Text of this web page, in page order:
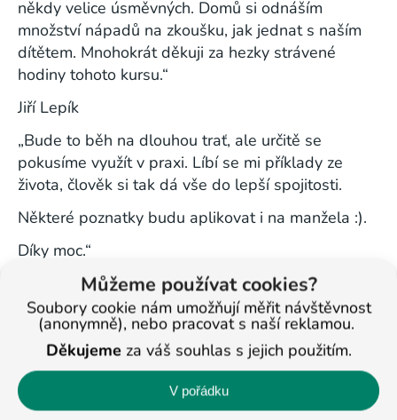
Můžeme používat cookies?
Soubory cookie nám umožňují měřit návštěvnost
(anonymně), nebo pracovat s naší reklamou.
Děkujemeza váš souhlas s jejich použitím.
V pořádku
někdy velice úsměvných. Domů si odnáším
množství nápadů na zkoušku, jak jednat s naším
dítětem. Mnohokrát děkuji za hezky strávené
hodiny tohoto kursu.“
Jiří Lepík
„Bude to běh na dlouhou trať, ale určitě se
pokusíme využít v praxi. Líbí se mi příklady ze
života, člověk si tak dá vše do lepší spojitosti.
Některé poznatky budu aplikovat i na manžela :).
Díky moc.“
Jana Brůžková